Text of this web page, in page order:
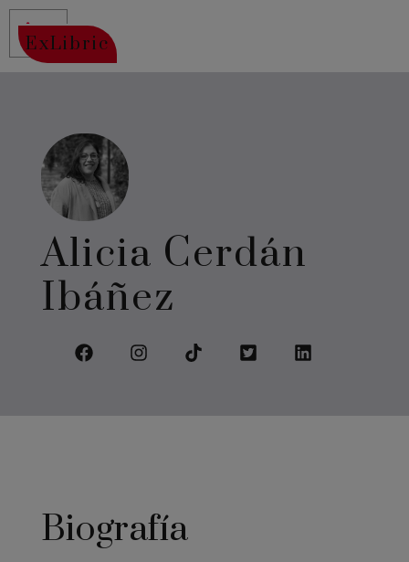
ExLibric
Alicia Cerdán
Ibáñez
Biografía